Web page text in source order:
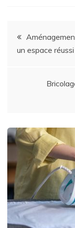
de
l’article
un espace réussi